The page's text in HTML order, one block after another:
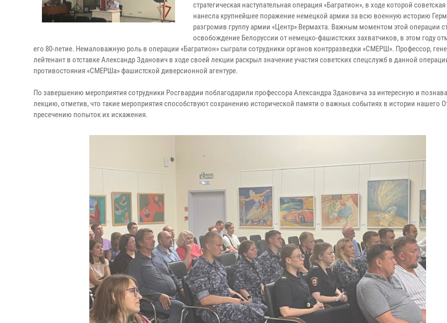
стратегическая наступательная операция «Багратион», в ходе которой
нанесла крупнейшее поражение немецкой армии за всю военную историю
разгромив группу армии «Центр» Вермахта. Важным моментом этой операции
освобождение Белоруссии от немецко-фашистских захватчиков, в этом году
его 80-летие. Немаловажную роль в операции «Багратион» сыграли сотрудники органов контрразведки «СМЕРШ». Профессор,
лейтенант в отставке Александр Зданович в ходе своей лекции раскрыл значение участия советских спецслужб в данной
противостояния «СМЕРШа» фашистской диверсионной агентуре.
По завершению мероприятия сотрудники Росгвардии поблагодарили профессора Александра Здановича за интересную и
лекцию, отметив, что такие мероприятия способствуют сохранению исторической памяти о важных событиях в истории нашего
пресечению попыток их искажения.